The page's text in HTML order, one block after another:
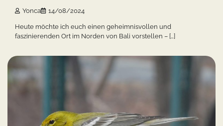
Yonca 14/08/2024
Heute möchte ich euch einen geheimnisvollen und
faszinierenden Ort im Norden von Bali vorstellen – […]